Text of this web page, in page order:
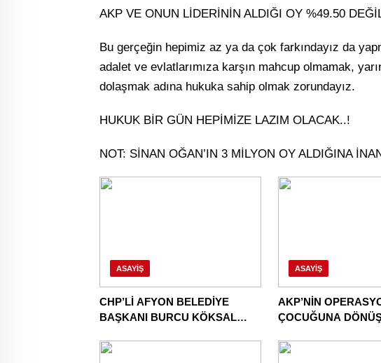
AKP VE ONUN LİDERİNİN ALDIĞI OY %49.50
Bu gerçeğin hepimiz az ya da çok farkındayız da
adalet ve evlatlarımıza karşın mahcup olmamak,
dolaşmak adına hukuka sahip olmak zorundayız.
HUKUK BİR GÜN HEPİMİZE LAZIM OLACAK..!
NOT: SİNAN OĞAN’IN 3 MİLYON OY ALDIĞINA
ASAYIŞ
CHP’Lİ AFYON BELEDİYE
BAŞKANI BURCU KÖKSAL
BELEDİYEYİ DE GÖTÜRÜYOR!
ASAYIŞ
AKP’NİN
ÇOCUĞUNA
DAHA!